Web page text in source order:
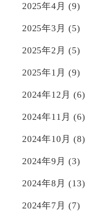
2025年4月 (9)
2025年3月 (5)
2025年2月 (5)
2025年1月 (9)
2024年12月 (6)
2024年11月 (6)
2024年10月 (8)
2024年9月 (3)
2024年8月 (13)
2024年7月 (7)